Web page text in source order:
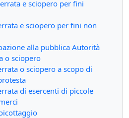
e sciopero per fini
e sciopero per fini non
alla pubblica Autorità
o sciopero
o sciopero a scopo di
di esercenti di piccole